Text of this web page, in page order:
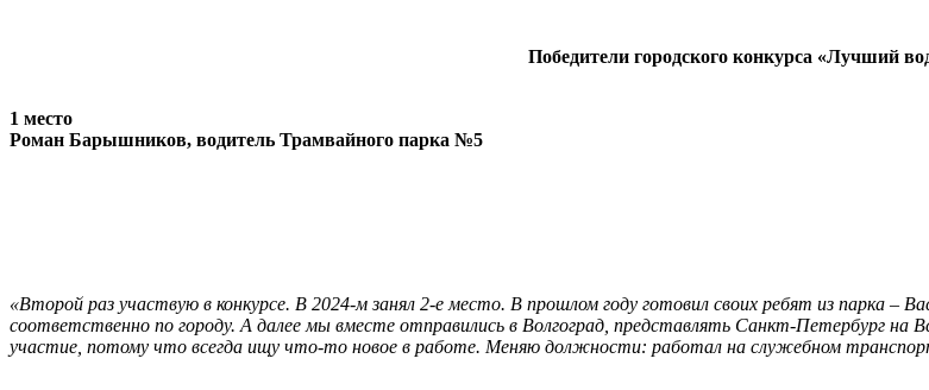
Победители городского конкурса «Лучший
1 место
Роман Барышников, водитель Трамвайного парка №5
«Второй раз участвую в конкурсе. В 2024-м занял 2-е место. В прошлом году готовил своих ребят из парка –
соответственно по городу. А далее мы вместе отправились в Волгоград, представлять Санкт-Петербург на
участие, потому что всегда ищу что-то новое в работе. Меняю должности: работал на служебном